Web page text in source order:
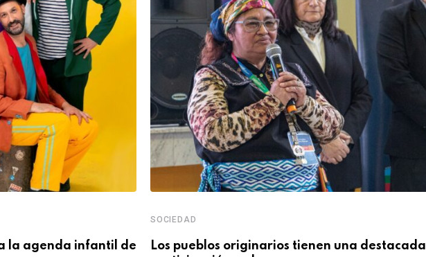
la agenda infantil de
SOCIEDAD
Los pueblos originarios tienen una destacada